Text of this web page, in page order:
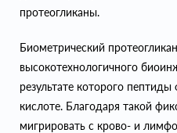
протеогликаны.
Биометрический
высокотехнологичного
результате которого
кислоте. Благодаря такой
мигрировать с крово- и